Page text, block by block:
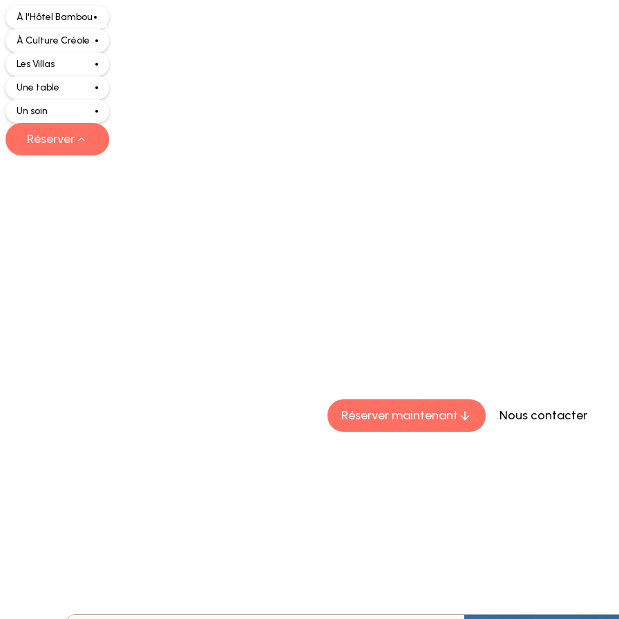
Hôtels & Villas
À l'Hôtel Bambou
À Culture Créole
Les Villas
Une table
Un soin
Réserver
Réserver maintenant Nous contacter